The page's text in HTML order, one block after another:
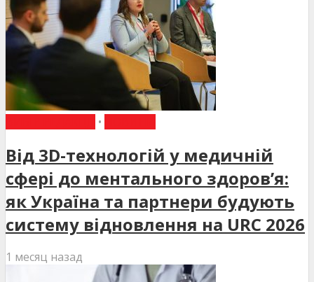
•
Від 3D-технологій у медичній
сфері до ментального здоров’я:
як Україна та партнери будують
систему відновлення на URC 2026
1 месяц назад